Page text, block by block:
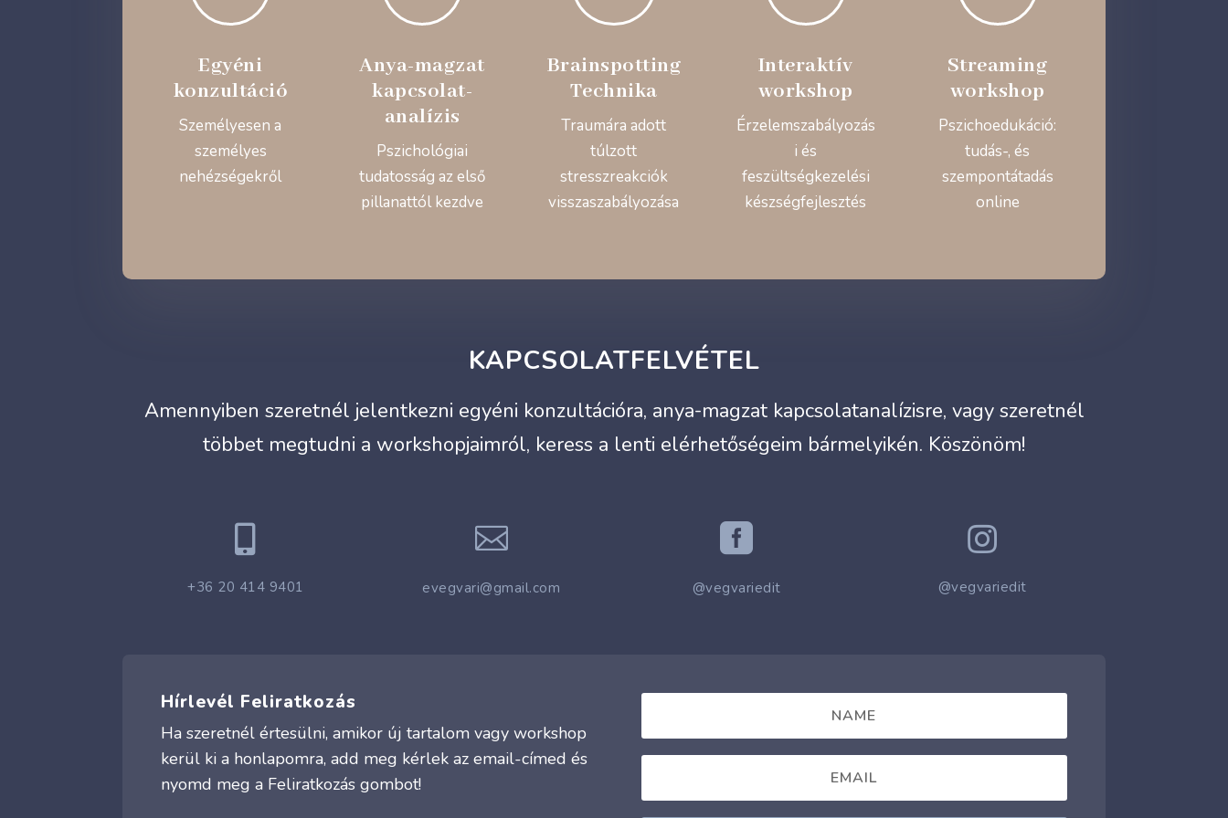
Egyéni
konzultáció
Személyesen a
személyes
nehézségekről
Anya-magzat
kapcsolat-
analízis
Pszichológiai
tudatosság az első
pillanattól kezdve
Brainspotting
Technika
Traumára adott
túlzott
stresszreakciók
visszaszabályozása
Interaktív
workshop
Érzelemszabályozás
i és
feszültségkezelési
készségfejlesztés
Streaming
workshop
Pszichoedukáció:
tudás-, és
szempontátadás
online
KAPCSOLATFELVÉTEL
Amennyiben szeretnél jelentkezni egyéni konzultációra, anya-magzat kapcsolatanalízisre, vagy szeretnél
többet megtudni a workshopjaimról, keress a lenti elérhetőségeim bármelyikén. Köszönöm!

+36 20 414 9401

evegvari@gmail.com

@vegvariedit

@vegvariedit
Hírlevél Feliratkozás
Ha szeretnél értesülni, amikor új tartalom vagy workshop
kerül ki a honlapomra, add meg kérlek az email-címed és
nyomd meg a Feliratkozás gombot!